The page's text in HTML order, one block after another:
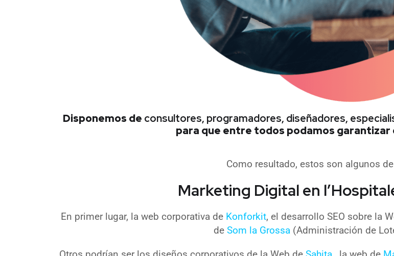
Disponemos de consultores, programadores, diseñadores,
para que entre todos podamos
Como resultado, estos son algunos
Marketing Digital en
En primer lugar, la web corporativa de Konforkit, el desarrollo SEO sobre la
de Som la Grossa (Administración de